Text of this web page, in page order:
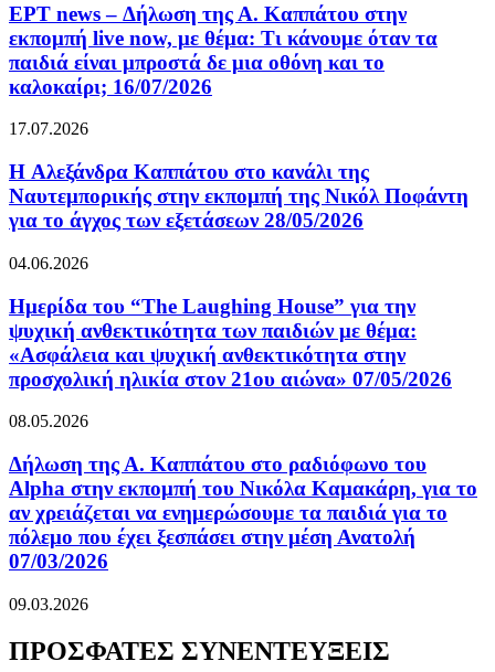
ΕΡΤ news – Δήλωση της Α. Καππάτου στην
εκπομπή live now, με θέμα: Τι κάνουμε όταν τα
παιδιά είναι μπροστά δε μια οθόνη και το
καλοκαίρι; 16/07/2026
17.07.2026
H Αλεξάνδρα Καππάτου στο κανάλι της
Ναυτεμπορικής στην εκπομπή της Νικόλ Ποφάντη
για το άγχος των εξετάσεων 28/05/2026
04.06.2026
Ημερίδα του “The Laughing House” για την
ψυχική ανθεκτικότητα των παιδιών με θέμα:
«Ασφάλεια και ψυχική ανθεκτικότητα στην
προσχολική ηλικία στον 21ου αιώνα» 07/05/2026
08.05.2026
Δήλωση της Α. Καππάτου στο ραδιόφωνο του
Alpha στην εκπομπή του Νικόλα Καμακάρη, για το
αν χρειάζεται να ενημερώσουμε τα παιδιά για το
πόλεμο που έχει ξεσπάσει στην μέση Ανατολή
07/03/2026
09.03.2026
ΠΡΟΣΦΑΤΕΣ ΣΥΝΕΝΤΕΥΞΕΙΣ